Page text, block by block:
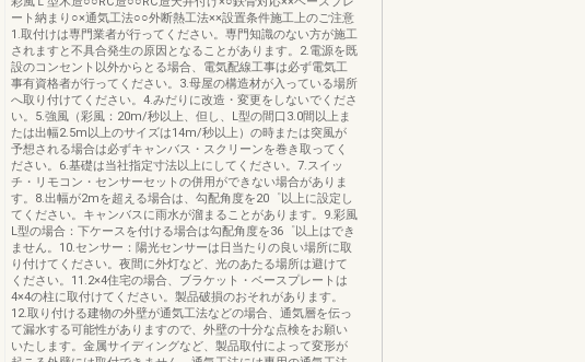
ート納まり○×通気工法○○外断熱工法××設置条件施工上のご注意
1.取付けは専門業者が行ってください。専門知識のない方が施工
されますと不具合発生の原因となることがあります。2.電源を既
設のコンセント以外からとる場合、電気配線工事は必ず電気工
事有資格者が行ってください。3.母屋の構造材が入っている場所
へ取り付けてください。4.みだりに改造・変更をしないでくださ
い。5.強風（彩風：20m/秒以上、但し、L型の間口3.0間以上ま
たは出幅2.5m以上のサイズは14m/秒以上）の時または突風が
予想される場合は必ずキャンバス・スクリーンを巻き取ってく
ださい。6.基礎は当社指定寸法以上にしてください。7.スイッ
チ・リモコン・センサーセットの併用ができない場合がありま
す。8.出幅が2mを超える場合は、勾配角度を20゜以上に設定し
てください。キャンバスに雨水が溜まることがあります。9.彩風
L型の場合：下ケースを付ける場合は勾配角度を36゜以上はでき
ません。10.センサー：陽光センサーは日当たりの良い場所に取
り付けてください。夜間に外灯など、光のあたる場所は避けて
ください。11.2×4住宅の場合、ブラケット・ベースプレートは
4×4の柱に取付けてください。製品破損のおそれがあります。
12.取り付ける建物の外壁が通気工法などの場合、通気層を伝っ
て漏水する可能性がありますので、外壁の十分な点検をお願い
いたします。金属サイディングなど、製品取付によって変形が